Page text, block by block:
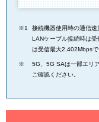
接続機器使用時の通信速
LANケーブル接続時は受
は受信最大2,402Mbpsで
5G、5G SAは一部エリ
ご確認ください。